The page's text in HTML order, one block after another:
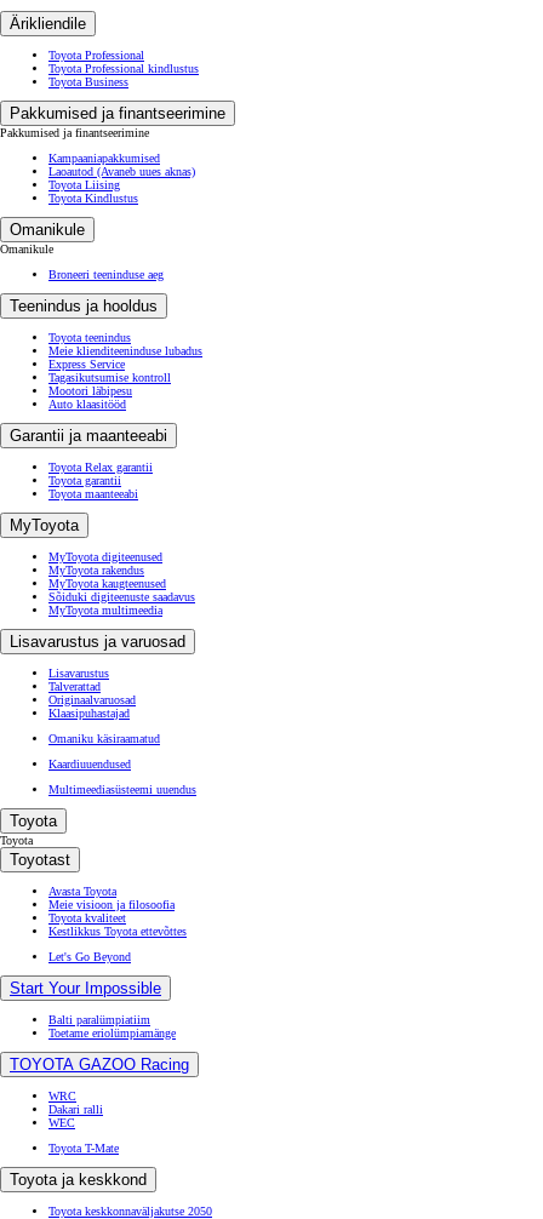
Ärikliendile
Toyota Professional
Toyota Professional kindlustus
Toyota Business
Pakkumised ja finantseerimine
Pakkumised ja finantseerimine
Kampaaniapakkumised
Laoautod (Avaneb uues aknas)
Toyota Liising
Toyota Kindlustus
Omanikule
Omanikule
Broneeri teeninduse aeg
Teenindus ja hooldus
Toyota teenindus
Meie klienditeeninduse lubadus
Express Service
Tagasikutsumise kontroll
Mootori läbipesu
Auto klaasitööd
Garantii ja maanteeabi
Toyota Relax garantii
Toyota garantii
Toyota maanteeabi
MyToyota
MyToyota digiteenused
MyToyota rakendus
MyToyota kaugteenused
Sõiduki digiteenuste saadavus
MyToyota multimeedia
Lisavarustus ja varuosad
Lisavarustus
Talverattad
Originaalvaruosad
Klaasipuhastajad
Omaniku käsiraamatud
Kaardiuuendused
Multimeediasüsteemi uuendus
Toyota
Toyota
Toyotast
Avasta Toyota
Meie visioon ja filosoofia
Toyota kvaliteet
Kestlikkus Toyota ettevõttes
Let's Go Beyond
Start Your Impossible
Balti paralümpiatiim
Toetame eriolümpiamänge
TOYOTA GAZOO Racing
WRC
Dakari ralli
WEC
Toyota T-Mate
Toyota ja keskkond
Toyota keskkonnaväljakutse 2050